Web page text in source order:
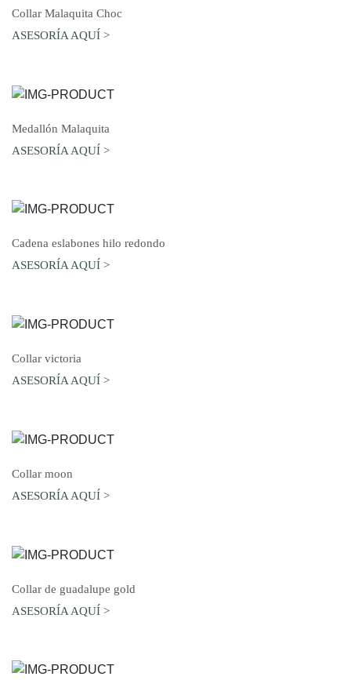
Collar Malaquita Choc
ASESORÍA AQUÍ >
Medallón Malaquita
ASESORÍA AQUÍ >
AGREGAR AL CARRO
Cadena eslabones hilo redondo
ASESORÍA AQUÍ >
Collar victoria
ASESORÍA AQUÍ >
Collar moon
ASESORÍA AQUÍ >
AGREGAR AL CARRO
Collar de guadalupe gold
ASESORÍA AQUÍ >